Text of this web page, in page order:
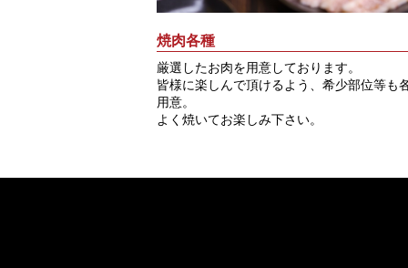
焼肉各種
厳選したお肉を用意しております。
皆様に楽しんで頂けるよう、希少部位等も
用意。
よく焼いてお楽しみ下さい。